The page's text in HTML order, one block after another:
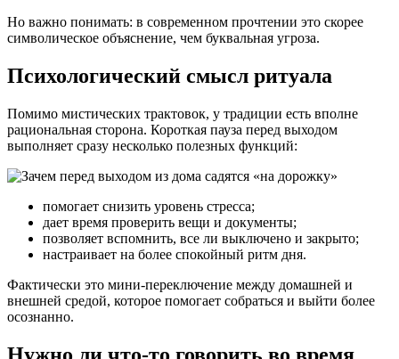
Но важно понимать: в современном прочтении это скорее
символическое объяснение, чем буквальная угроза.
Психологический смысл ритуала
Помимо мистических трактовок, у традиции есть вполне
рациональная сторона. Короткая пауза перед выходом
выполняет сразу несколько полезных функций:
помогает снизить уровень стресса;
дает время проверить вещи и документы;
позволяет вспомнить, все ли выключено и закрыто;
настраивает на более спокойный ритм дня.
Фактически это мини-переключение между домашней и
внешней средой, которое помогает собраться и выйти более
осознанно.
Нужно ли что-то говорить во время